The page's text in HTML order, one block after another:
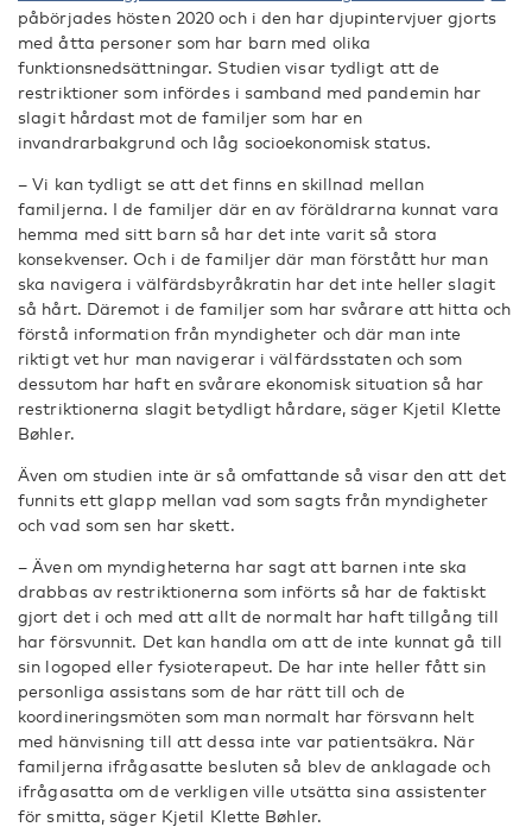
påbörjades hösten 2020 och i den har djupintervjuer gjorts
med åtta personer som har barn med olika
funktionsnedsättningar. Studien visar tydligt att de
restriktioner som infördes i samband med pandemin har
slagit hårdast mot de familjer som har en
invandrarbakgrund och låg socioekonomisk status.
– Vi kan tydligt se att det finns en skillnad mellan
familjerna. I de familjer där en av föräldrarna kunnat vara
hemma med sitt barn så har det inte varit så stora
konsekvenser. Och i de familjer där man förstått hur man
ska navigera i välfärdsbyråkratin har det inte heller slagit
så hårt. Däremot i de familjer som har svårare att hitta och
förstå information från myndigheter och där man inte
riktigt vet hur man navigerar i välfärdsstaten och som
dessutom har haft en svårare ekonomisk situation så har
restriktionerna slagit betydligt hårdare, säger Kjetil Klette
Bøhler.
Även om studien inte är så omfattande så visar den att det
funnits ett glapp mellan vad som sagts från myndigheter
och vad som sen har skett.
– Även om myndigheterna har sagt att barnen inte ska
drabbas av restriktionerna som införts så har de faktiskt
gjort det i och med att allt de normalt har haft tillgång till
har försvunnit. Det kan handla om att de inte kunnat gå till
sin logoped eller fysioterapeut. De har inte heller fått sin
personliga assistans som de har rätt till och de
koordineringsmöten som man normalt har försvann helt
med hänvisning till att dessa inte var patientsäkra. När
familjerna ifrågasatte besluten så blev de anklagade och
ifrågasatta om de verkligen ville utsätta sina assistenter
för smitta, säger Kjetil Klette Bøhler.